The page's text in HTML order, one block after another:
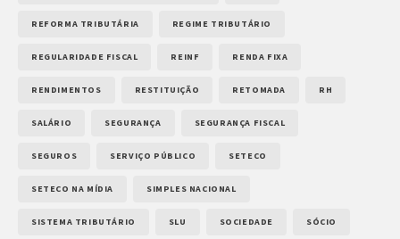
REFORMA TRIBUTÁRIA REGIME TRIBUTÁRIO
REGULARIDADE FISCAL REINF RENDA FIXA
RENDIMENTOS RESTITUIÇÃO RETOMADA RH
SALÁRIO SEGURANÇA SEGURANÇA FISCAL
SEGUROS SERVIÇO PÚBLICO SETECO
SETECO NA MÍDIA SIMPLES NACIONAL
SISTEMA TRIBUTÁRIO SLU SOCIEDADE SÓCIO